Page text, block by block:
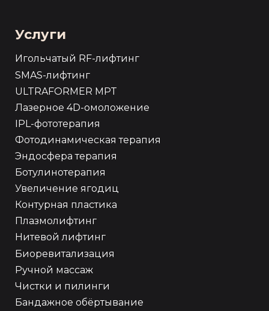
Услуги
Игольчатый RF-лифтинг
SMAS-лифтинг
ULTRAFORMER MPT
Лазерное 4D-омоложение
IPL-фототерапия
Фотодинамическая терапия
Эндосфера терапия
Ботулинотерапия
Увеличение ягодиц
Контурная пластика
Плазмолифтинг
Нитевой лифтинг
Биоревитализация
Ручной массаж
Чистки и пилинги
Бандажное обёртывание